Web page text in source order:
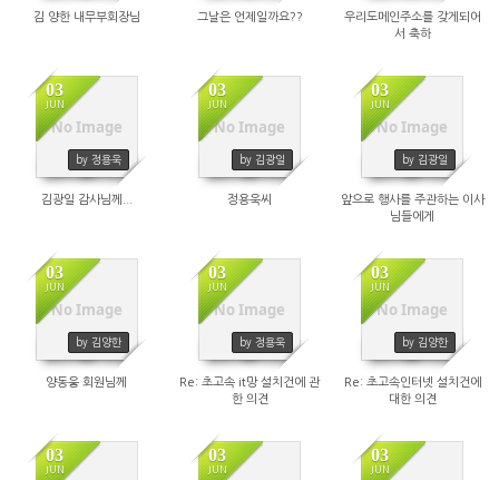
김 양한 내무부회장님 그날은 언제일까요??
우리도메인주소를 갖게되어
서 축하
No Image
03
JUN
by 정용욱
2291
김광일 감사님께...
No Image
03
JUN
by 김광일
2565
정용욱씨
No Image
03
JUN
by 김광일
2261
앞으로 행사를 주관하는 이사
님들에게
No Image
03
JUN
by 김양한
2424
양동웅 회원님께
No Image
03
JUN
by 정용욱
2374
Re: 초고속 it망 설치건에 관
한 의견
No Image
03
JUN
by 김양한
2297
Re: 초고속인터넷 설치건에
대한 의견
03
JUN
03
JUN
03
JUN